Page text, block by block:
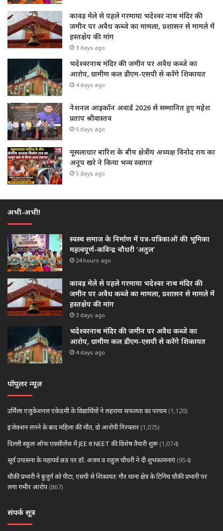
कावड़ मेले से पहले गरमाया भदेश्वर नाथ मंदिर की
जमीन पर अवैध कब्जे का मामला, प्रशासन से मामले में
हस्तक्षेप की मांग
3 days ago
भदेश्वरनाथ मंदिर की जमीन पर अवैध कब्जे का
आरोप, ग्रामीण कल डीएम-एसपी से करेंगे शिकायत
4 days ago
नेशनल आइकॉन अवार्ड 2026 से सम्मानित हुए महेश
प्रताप श्रीवास्तव
5 days ago
मूसलाधार बारिश के बीच क्षेत्रीय अध्यक्ष विनोद राय का
अनूप खरे ने किया भव्य स्वागत
5 days ago
अभी-अभी!
स्वस्थ समाज के निर्माण में पत्र-पत्रिकाओं की भूमिका
महत्वपूर्ण-कविन्द्र चौधरी ‘अतुल’
24 hours ago
कावड़ मेले से पहले गरमाया भदेश्वर नाथ मंदिर की
जमीन पर अवैध कब्जे का मामला, प्रशासन से मामले में
हस्तक्षेप की मांग
3 days ago
भदेश्वरनाथ मंदिर की जमीन पर अवैध कब्जे का
आरोप, ग्रामीण कल डीएम-एसपी से करेंगे शिकायत
4 days ago
पॉपुलर न्यूज़
उर्मिला एजुकेशनल एकेडमी के विद्यार्थियों ने लहराया सफलता का परचम (1,120)
इंजेक्शन लगने के बाद महिला की मौत, दो आरोपी गिरफ्तार (1,075)
दिल्ली स्कूल ऑफ एक्सीलेंस में JEE व NEET की विशेष तैयारी शुरू (1,074)
सूर्य उपासना के महापर्व छठ पर डॉ. अजय व राहुल चौधरी ने दी शुभकामनाएं (954)
चौकी प्रभारी ने बुजुर्ग को पीटा, एसपी से शिकायत: गौर थाना क्षेत्र के टिनिच चौकी प्रभारी पर
लगा गंभीर आरोप (867)
संपर्क सूत्र